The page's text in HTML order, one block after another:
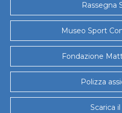
Rassegna
Museo Sport
Fondazione
Polizza
Scarica